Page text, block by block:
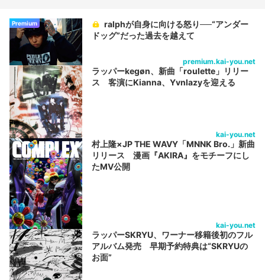
Premium
ralphが自身に向ける怒り──“アンダー
ドッグ”だった過去を越えて
premium.kai-you.net
ラッパーkegøn、新曲「roulette」リリー
ス 客演にKianna、Yvnlazyを迎える
kai-you.net
村上隆×JP THE WAVY「MNNK Bro.」新曲
リリース 漫画『AKIRA』をモチーフにし
たMV公開
kai-you.net
ラッパーSKRYU、ワーナー移籍後初のフル
アルバム発売 早期予約特典は“SKRYUの
お面”